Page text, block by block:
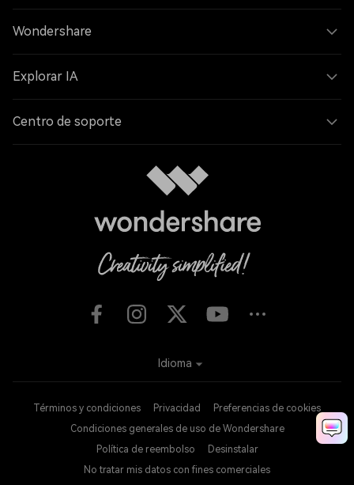
Wondershare
Explorar IA
Centro de soporte
Términos y condiciones Privacidad
Preferencias de cookies
Condiciones generales de uso de Wondershare
Política de reembolso
Desinstalar
No tratar mis datos con fines comerciales
Idioma